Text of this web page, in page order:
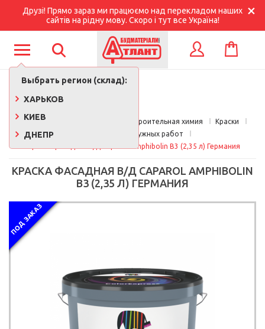
Друзі! Прямо зараз ми працюємо над перекладом наших
сайтів на рідну мову. Скоро і тут все Україна!
Выбрать регион (склад):
ХАРЬКОВ
КИЕВ
ДНЕПР
КОРЗИНА
Главная Краски, лаки, клеи, строительная химия
Краски
Краска для наружных работ
Краска фасадная в/д Caparol Amphibolin B3 (2,35 л) Германия
КРАСКА ФАСАДНАЯ В/Д CAPAROL AMPHIBOLIN
B3 (2,35 Л) ГЕРМАНИЯ
ПОД ЗАКАЗ